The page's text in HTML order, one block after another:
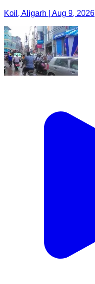
Koil, Aligarh | Aug 9, 2026